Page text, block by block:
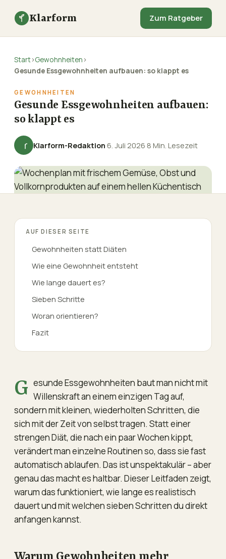
Klarform Zum Ratgeber
Start›Gewohnheiten ›
Gesunde Essgewohnheiten aufbauen: so klappt es
GEWOHNHEITEN
Gesunde Essgewohnheiten aufbauen:
so klappt es
Klarform-Redaktion·6. Juli 2026·8 Min. Lesezeit
Gesunde Essgewohnheiten baut man nicht mit Willenskraft an einem einzigen Tag auf,
sondern mit kleinen, wiederholten Schritten, die
sich mit der Zeit von selbst tragen. Statt einer
strengen Diät, die nach ein paar Wochen kippt,
verändert man einzelne Routinen so, dass sie fast
automatisch ablaufen. Das ist unspektakulär – aber
genau das macht es haltbar. Dieser Leitfaden zeigt,
warum das funktioniert, wie lange es realistisch
dauert und mit welchen sieben Schritten du direkt
anfangen kannst.
AUF DIESER SEITE
Gewohnheiten statt Diäten
Wie eine Gewohnheit entsteht
Wie lange dauert es?
Sieben Schritte
Woran orientieren?
Fazit